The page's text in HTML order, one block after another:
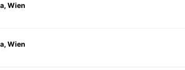
Wien
Wien